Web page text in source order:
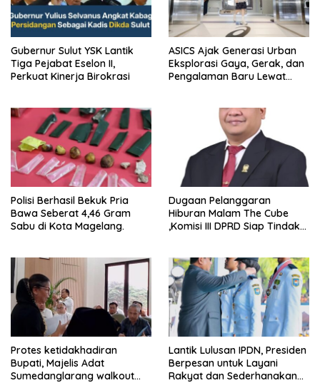
Gubernur Sulut YSK Lantik
Tiga Pejabat Eselon II,
Perkuat Kinerja Birokrasi
ASICS Ajak Generasi Urban
Eksplorasi Gaya, Gerak, dan
Pengalaman Baru Lewat
Polisi Berhasil Bekuk Pria
Bawa Seberat 4,46 Gram
Sabu di Kota Magelang.
Dugaan Pelanggaran
Hiburan Malam The Cube
,Komisi III DPRD Siap Tindak
Protes ketidakhadiran
Bupati, Majelis Adat
Sumedanglarang walkout
Lantik Lulusan IPDN, Presiden
Berpesan untuk Layani
Rakyat dan Sederhanakan